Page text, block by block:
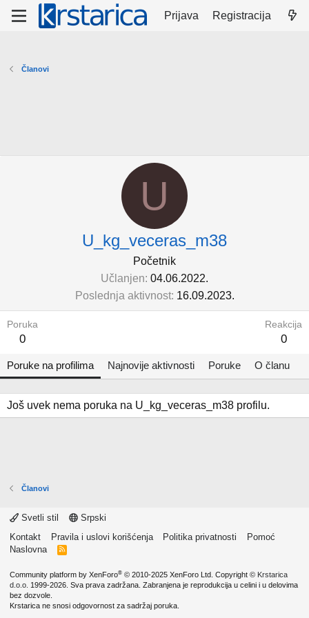
Prijava Registracija
Članovi
U
U_kg_veceras_m38
Početnik
Učlanjen 04.06.2022.
Poslednja aktivnost 16.09.2023.
Poruka
0
Reakcija
0
Poruke na profilima Najnovije aktivnosti Poruke O članu
Još uvek nema poruka na U_kg_veceras_m38 profilu.
Članovi
Svetli stil
Srpski
Kontakt
Pravila i uslovi korišćenja Politika privatnosti
Pomoć
Naslovna
R
Community platform by XenForo® © 2010-2025 XenForo Ltd. Copyright © Krstarica
d.o.o. 1999-2026. Sva prava zadržana. Zabranjena je reprodukcija u celini i u delovima
bez dozvole.
Krstarica ne snosi odgovornost za sadržaj poruka.